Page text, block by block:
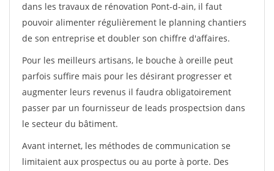
dans les travaux de rénovation Pont-d-ain, il faut
pouvoir alimenter régulièrement le planning chantiers
de son entreprise et doubler son chiffre d'affaires.
Pour les meilleurs artisans, le bouche à oreille peut
parfois suffire mais pour les désirant progresser et
augmenter leurs revenus il faudra obligatoirement
passer par un fournisseur de leads prospectsion dans
le secteur du bâtiment.
Avant internet, les méthodes de communication se
limitaient aux prospectus ou au porte à porte. Des